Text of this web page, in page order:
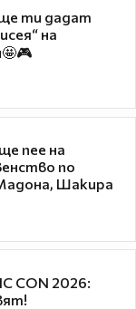
ти дадат
на
пее на
по
Шакира
CON 2026: